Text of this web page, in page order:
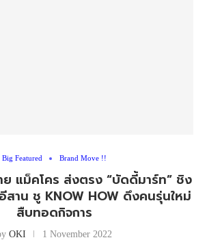
Big Featured Brand Move !!
ย แม็คโคร ส่งตรง “บัดดี้มาร์ท” ชิง
าน ชู KNOW HOW ดึงคนรุ่นใหม่
สืบทอดกิจการ
OKI 1 November 2022